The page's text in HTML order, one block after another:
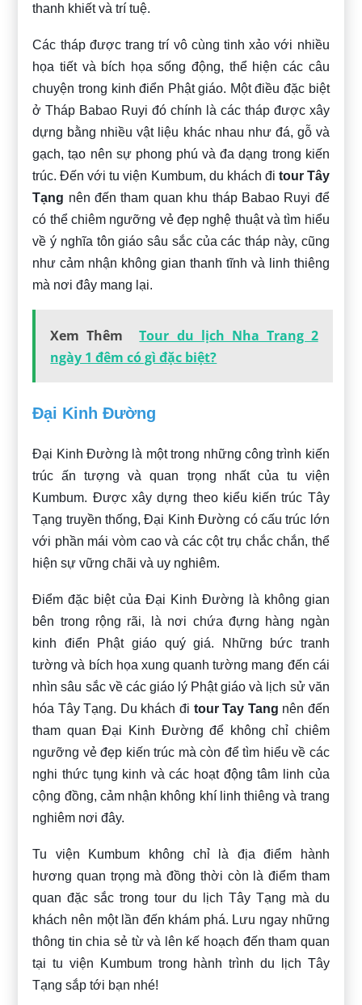
thanh khiết và trí tuệ.
Các tháp được trang trí vô cùng tinh xảo với nhiều
họa tiết và bích họa sống động, thể hiện các câu
chuyện trong kinh điển Phật giáo. Một điều đặc biệt
ở Tháp Babao Ruyi đó chính là các tháp được xây
dựng bằng nhiều vật liệu khác nhau như đá, gỗ và
gạch, tạo nên sự phong phú và đa dạng trong kiến
trúc. Đến với tu viện Kumbum, du khách đi tour Tây
Tạng nên đến tham quan khu tháp Babao Ruyi để
có thể chiêm ngưỡng vẻ đẹp nghệ thuật và tìm hiểu
về ý nghĩa tôn giáo sâu sắc của các tháp này, cũng
như cảm nhận không gian thanh tĩnh và linh thiêng
mà nơi đây mang lại.
Xem Thêm
Tour du lịch Nha Trang 2
ngày 1 đêm có gì đặc biệt?
Đại Kinh Đường
Đại Kinh Đường là một trong những công trình kiến
trúc ấn tượng và quan trọng nhất của tu viện
Kumbum. Được xây dựng theo kiểu kiến trúc Tây
Tạng truyền thống, Đại Kinh Đường có cấu trúc lớn
với phần mái vòm cao và các cột trụ chắc chắn, thể
hiện sự vững chãi và uy nghiêm.
Điểm đặc biệt của Đại Kinh Đường là không gian
bên trong rộng rãi, là nơi chứa đựng hàng ngàn
kinh điển Phật giáo quý giá. Những bức tranh
tường và bích họa xung quanh tường mang đến cái
nhìn sâu sắc về các giáo lý Phật giáo và lịch sử văn
hóa Tây Tạng. Du khách đi tour Tay Tang nên đến
tham quan Đại Kinh Đường để không chỉ chiêm
ngưỡng vẻ đẹp kiến trúc mà còn để tìm hiểu về các
nghi thức tụng kinh và các hoạt động tâm linh của
cộng đồng, cảm nhận không khí linh thiêng và trang
nghiêm nơi đây.
Tu viện Kumbum không chỉ là địa điểm hành
hương quan trọng mà đồng thời còn là điểm tham
quan đặc sắc trong tour du lịch Tây Tạng mà du
khách nên một lần đến khám phá. Lưu ngay những
thông tin chia sẻ từvà lên kế hoạch đến tham quan
tại tu viện Kumbum trong hành trình du lịch Tây
Tạng sắp tới bạn nhé!